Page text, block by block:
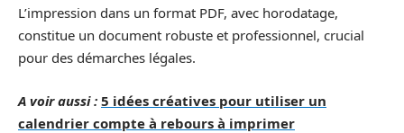
L’impression dans un format PDF, avec horodatage,
constitue un document robuste et professionnel, crucial
pour des démarches légales.
A voir aussi : 5 idées créatives pour utiliser un
calendrier compte à rebours à imprimer